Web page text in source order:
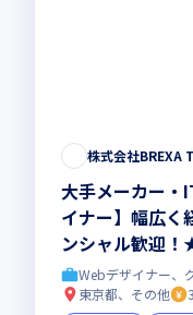
株式会社
大手メーカー・
イナー】幅広く
ンシャル歓迎
休123日以上★
体制と様々な案
Webデザイナー、
東京都、その他